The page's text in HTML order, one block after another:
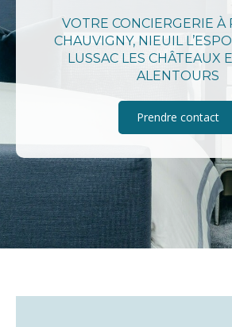
VOTRE CONCIERGERIE À
CHAUVIGNY, NIEUIL
LUSSAC LES CHÂTEAUX
ALENTOURS
Prendre contact